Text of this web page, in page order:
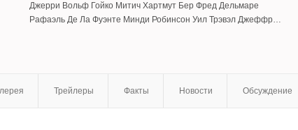
Джерри Вольф Гойко Митич Хартмут Бер Фред Дельмаре
Рафаэль Де Ла Фуэнте Минди Робинсон Уил Трэвэл Джеффри
Трейлеры Факты Новости Обсуждение